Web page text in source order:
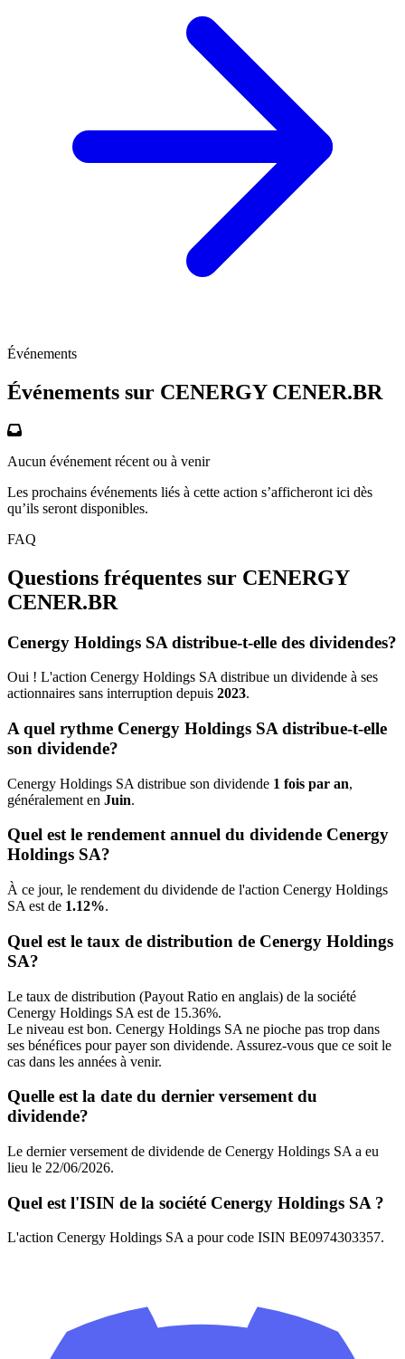
Événements
Événements sur CENERGY CENER.BR
Aucun événement récent ou à venir
Les prochains événements liés à cette action s’afficheront ici dès
qu’ils seront disponibles.
FAQ
Questions fréquentes sur CENERGY
CENER.BR
Cenergy Holdings SA distribue-t-elle des dividendes?
Oui ! L'action Cenergy Holdings SA distribue un dividende à ses
actionnaires sans interruption depuis 2023.
A quel rythme Cenergy Holdings SA distribue-t-elle
son dividende?
Cenergy Holdings SA distribue son dividende 1 fois par an,
généralement en Juin.
Quel est le rendement annuel du dividende Cenergy
Holdings SA?
À ce jour, le rendement du dividende de l'action Cenergy Holdings
SA est de 1.12%.
Quel est le taux de distribution de Cenergy Holdings
SA?
Le taux de distribution (Payout Ratio en anglais) de la société
Cenergy Holdings SA est de 15.36%.
Le niveau est bon. Cenergy Holdings SA ne pioche pas trop dans
ses bénéfices pour payer son dividende. Assurez-vous que ce soit le
cas dans les années à venir.
Quelle est la date du dernier versement du
dividende?
Le dernier versement de dividende de Cenergy Holdings SA a eu
lieu le 22/06/2026.
Quel est l'ISIN de la société Cenergy Holdings SA ?
L'action Cenergy Holdings SA a pour code ISIN BE0974303357.